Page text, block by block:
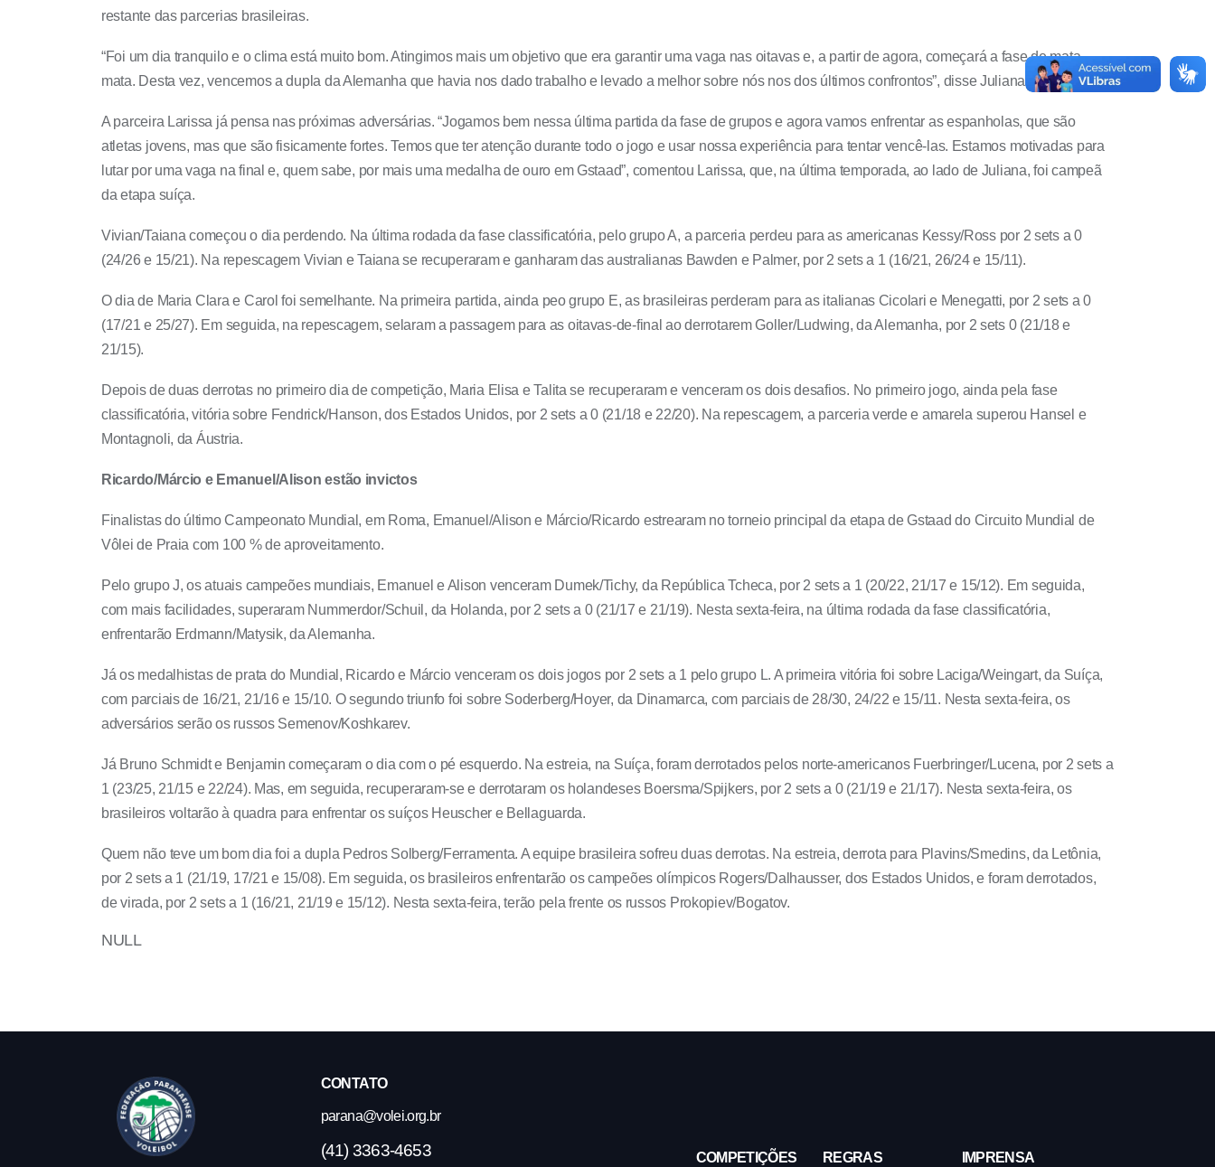
restante das parcerias brasileiras.
“Foi um dia tranquilo e o clima está muito bom. Atingimos mais um objetivo que era garantir uma vaga nas oitavas e, a partir de agora, começará a fase de mata-
mata. Desta vez, vencemos a dupla da Alemanha que havia nos dado trabalho e levado a melhor sobre nós nos dos últimos confrontos”, disse Juliana.
A parceira Larissa já pensa nas próximas adversárias. “Jogamos bem nessa última partida da fase de grupos e agora vamos enfrentar as espanholas, que são
atletas jovens, mas que são fisicamente fortes. Temos que ter atenção durante todo o jogo e usar nossa experiência para tentar vencê-las. Estamos motivadas para
lutar por uma vaga na final e, quem sabe, por mais uma medalha de ouro em Gstaad”, comentou Larissa, que, na última temporada, ao lado de Juliana, foi campeã
da etapa suíça.
Vivian/Taiana começou o dia perdendo. Na última rodada da fase classificatória, pelo grupo A, a parceria perdeu para as americanas Kessy/Ross por 2 sets a 0
(24/26 e 15/21). Na repescagem Vivian e Taiana se recuperaram e ganharam das australianas Bawden e Palmer, por 2 sets a 1 (16/21, 26/24 e 15/11).
O dia de Maria Clara e Carol foi semelhante. Na primeira partida, ainda peo grupo E, as brasileiras perderam para as italianas Cicolari e Menegatti, por 2 sets a 0
(17/21 e 25/27). Em seguida, na repescagem, selaram a passagem para as oitavas-de-final ao derrotarem Goller/Ludwing, da Alemanha, por 2 sets 0 (21/18 e
21/15).
Depois de duas derrotas no primeiro dia de competição, Maria Elisa e Talita se recuperaram e venceram os dois desafios. No primeiro jogo, ainda pela fase
classificatória, vitória sobre Fendrick/Hanson, dos Estados Unidos, por 2 sets a 0 (21/18 e 22/20). Na repescagem, a parceria verde e amarela superou Hansel e
Montagnoli, da Áustria.
Ricardo/Márcio e Emanuel/Alison estão invictos
Finalistas do último Campeonato Mundial, em Roma, Emanuel/Alison e Márcio/Ricardo estrearam no torneio principal da etapa de Gstaad do Circuito Mundial de
Vôlei de Praia com 100 % de aproveitamento.
Pelo grupo J, os atuais campeões mundiais, Emanuel e Alison venceram Dumek/Tichy, da República Tcheca, por 2 sets a 1 (20/22, 21/17 e 15/12). Em seguida,
com mais facilidades, superaram Nummerdor/Schuil, da Holanda, por 2 sets a 0 (21/17 e 21/19). Nesta sexta-feira, na última rodada da fase classificatória,
enfrentarão Erdmann/Matysik, da Alemanha.
Já os medalhistas de prata do Mundial, Ricardo e Márcio venceram os dois jogos por 2 sets a 1 pelo grupo L. A primeira vitória foi sobre Laciga/Weingart, da Suíça,
com parciais de 16/21, 21/16 e 15/10. O segundo triunfo foi sobre Soderberg/Hoyer, da Dinamarca, com parciais de 28/30, 24/22 e 15/11. Nesta sexta-feira, os
adversários serão os russos Semenov/Koshkarev.
Já Bruno Schmidt e Benjamin começaram o dia com o pé esquerdo. Na estreia, na Suíça, foram derrotados pelos norte-americanos Fuerbringer/Lucena, por 2 sets a
1 (23/25, 21/15 e 22/24). Mas, em seguida, recuperaram-se e derrotaram os holandeses Boersma/Spijkers, por 2 sets a 0 (21/19 e 21/17). Nesta sexta-feira, os
brasileiros voltarão à quadra para enfrentar os suíços Heuscher e Bellaguarda.
Quem não teve um bom dia foi a dupla Pedros Solberg/Ferramenta. A equipe brasileira sofreu duas derrotas. Na estreia, derrota para Plavins/Smedins, da Letônia,
por 2 sets a 1 (21/19, 17/21 e 15/08). Em seguida, os brasileiros enfrentarão os campeões olímpicos Rogers/Dalhausser, dos Estados Unidos, e foram derrotados,
de virada, por 2 sets a 1 (16/21, 21/19 e 15/12). Nesta sexta-feira, terão pela frente os russos Prokopiev/Bogatov.
NULL
CONTATO
parana@volei.org.br
(41) 3363-4653 COMPETIÇÕES REGRAS IMPRENSA